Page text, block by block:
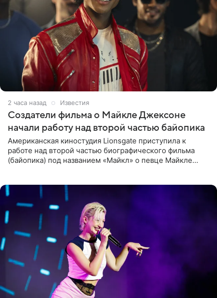
2 часа назад Известия
Создатели фильма о Майкле Джексоне
начали работу над второй частью байопика
Американская киностудия Lionsgate приступила к
работе над второй частью биографического фильма
(байопика) под названием «Майкл» о певце Майкле